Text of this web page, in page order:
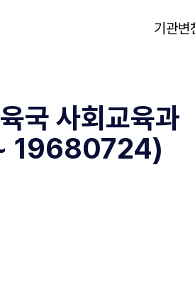
기관변
국 사회교육과
19680724)